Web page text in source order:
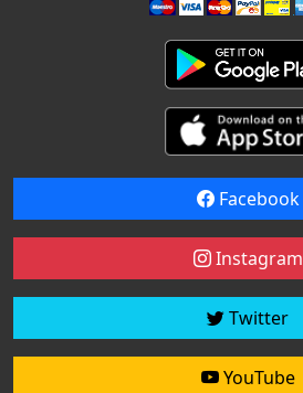
Facebook
Instagram
Twitter
YouTube